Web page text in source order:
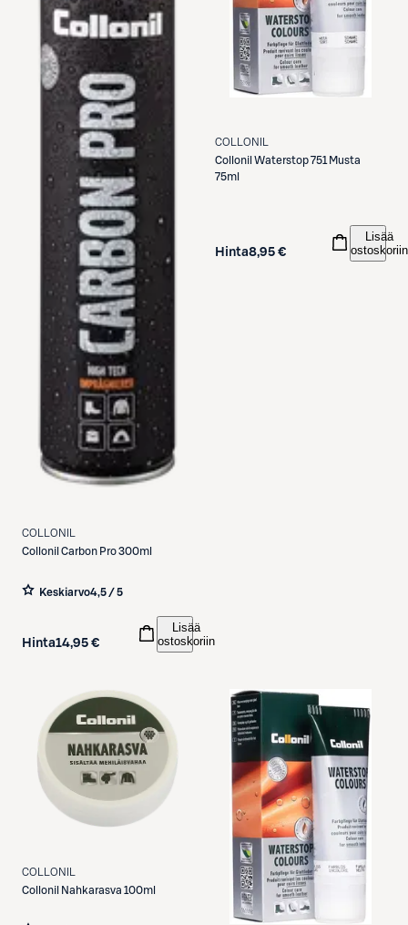
COLLONIL
Collonil Carbon Pro 300ml
Keskiarvo4,5 / 5
Hinta14,95 €
Lisää
ostoskoriin
COLLONIL
Collonil Waterstop 751 Musta
75ml
Hinta8,95 €
Lisää
ostoskoriin
COLLONIL
Collonil Nahkarasva 100ml